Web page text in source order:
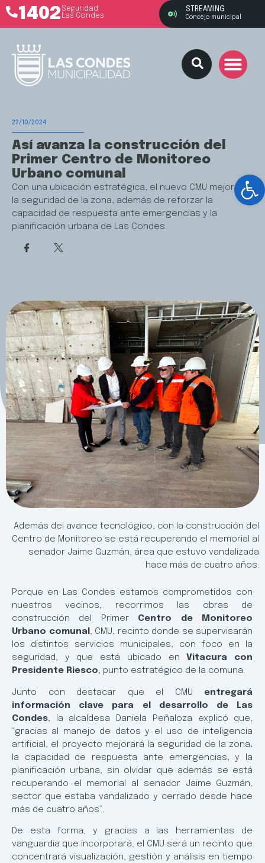
1402 Seguridad
Las Condes
STREAMING
Concejo municipal
22/10/2024
Así avanza la construcción del
Primer Centro de Monitoreo
Urbano comunal
Con una ubicación estratégica, el nuevo CMU mejorará
la seguridad de la zona, además de reforzar la
capacidad de respuesta ante emergencias y la
planificación urbana de Las Condes.
Además del avance tecnológico, con la construcción del
Centro de Monitoreo se está recuperando el memorial al
senador Jaime Guzmán, área que estuvo vandalizada
hace más de cuatro años.
Porque en Las Condes estamos comprometidos con
nuestros vecinos, recorrimos las obras de
construcción del Primer Centro de Monitoreo
Urbano comunal, CMU, recinto donde se supervisarán
los distintos servicios municipales, con foco en la
seguridad, y que está ubicado enVitacura con
Presidente Riesco, punto estratégico de la comuna.
Junto con destacar que el CMU entregará
información clave para el desarrollo de Las
Condes, la alcaldesa Daniela Peñaloza explicó que,
“gracias al manejo de datos y el uso de inteligencia
artificial, el proyecto mejorará la seguridad de la zona,
la capacidad de respuesta ante emergencias, y la
planificación urbana, sin olvidar que además se está
recuperando el memorial al senador Jaime Guzmán,
sector que estaba vandalizado y cerrado desde hace
más de cuatro años”.
De esta forma, y gracias a las herramientas de
vanguardia que incorporará, el CMU será un recinto que
concentrará visualización, gestión y análisis en tiempo